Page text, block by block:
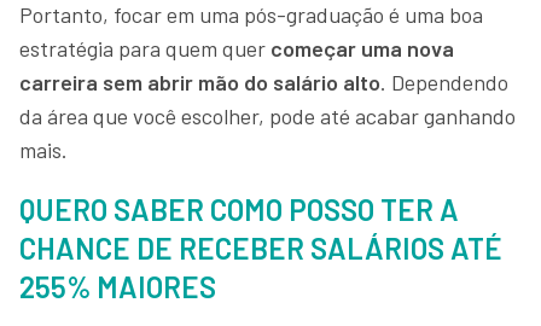
Portanto, focar em uma pós-graduação é uma boa
estratégia para quem quer começar uma nova
carreira sem abrir mão do salário alto. Dependendo
da área que você escolher, pode até acabar ganhando
mais.
QUERO SABER COMO POSSO TER A
CHANCE DE RECEBER SALÁRIOS ATÉ
255% MAIORES